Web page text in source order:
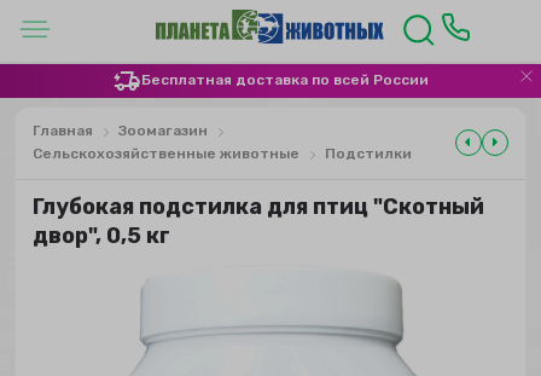
Бесплатная доставка по всей России
Главная
Зоомагазин
Сельскохозяйственные животные
Подстилки
Глубокая подстилка для птиц "Скотный
двор", 0,5 кг